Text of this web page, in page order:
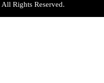
All Rights Reserved.